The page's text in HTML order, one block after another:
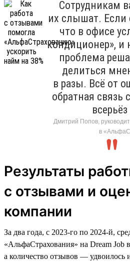
Сотрудникам
их слышат. Если
что в офисе
кондиционер»,
проблема
делиться
в разы. Всё от
обратная связь
Дмитрий Попов,
в
Результаты
с отзывами и
компании
За два года, с 2023-го по 2024-й,
«АльфаСтрахования» на Dream Job
а количество отзывов — удвоилось